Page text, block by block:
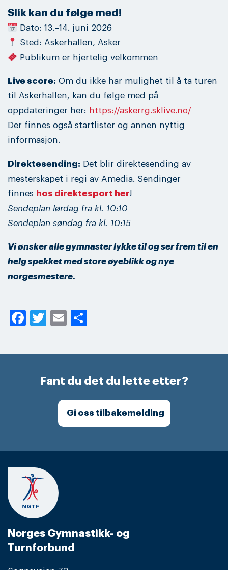
Slik kan du følge med!
Dato: 13.–14. juni 2026
Sted: Askerhallen, Asker
Publikum er hjertelig velkommen
Live score: Om du ikke har mulighet til å ta turen
til Askerhallen, kan du følge med på
oppdateringer her: https://askerrg.sklive.no/
Der finnes også startlister og annen nyttig
informasjon.
Direktesending: Det blir direktesending av
mesterskapet i regi av Amedia. Sendinger
finnes hos direktesport her!
Sendeplan lørdag fra kl. 10:10
Sendeplan søndag fra kl. 10:15
Vi ønsker alle gymnaster lykke til og ser frem til en
helg spekket med store øyeblikk og nye
norgesmestere.
Facebook
Twitter
Email
Fant du det du lette etter?
Gi oss tilbakemelding
Norges Gymnastikk- og
Turnforbund